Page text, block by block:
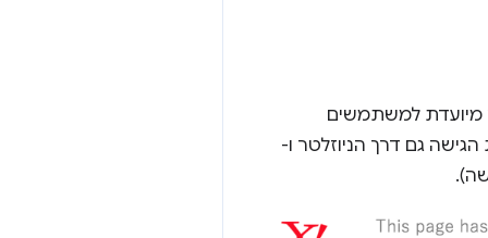
מיועדת למשתמשים
גם דרך הניוזלטר ו-